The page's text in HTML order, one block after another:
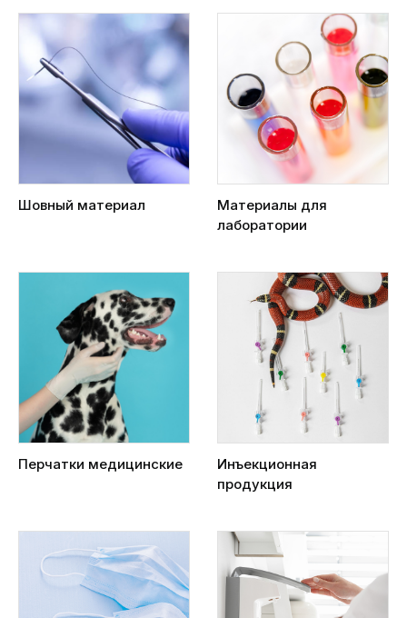
Шовный материал
Материалы для
лаборатории
Перчатки медицинские
Инъекционная
продукция